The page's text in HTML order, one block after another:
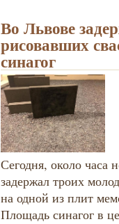
Во Львове
рисовавших
синагог
Сегодня, около часа
задержал троих
на одной из плит
Площадь синагог в